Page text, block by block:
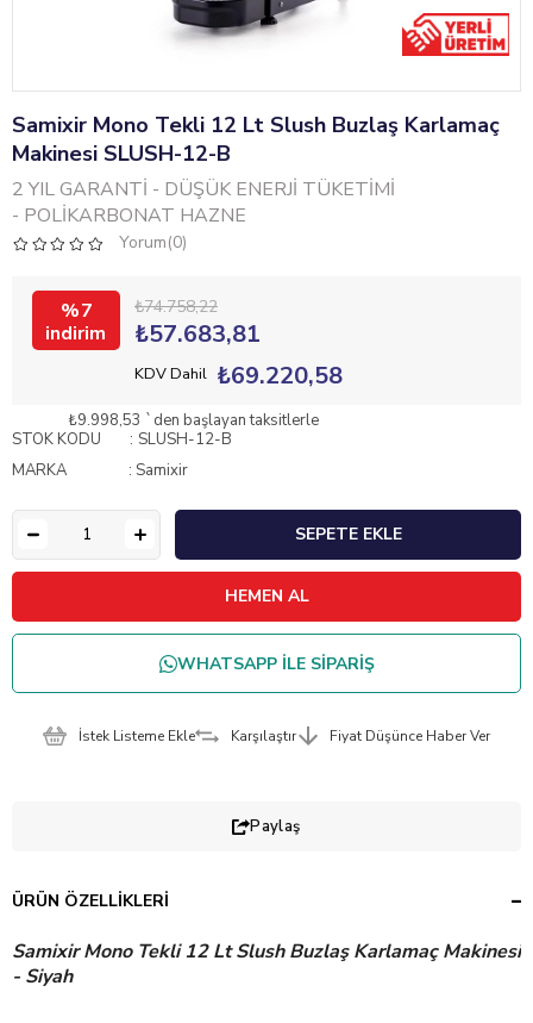
Samixir Mono Tekli 12 Lt Slush Buzlaş Karlamaç
Makinesi SLUSH-12-B
2 YIL GARANTİ - DÜŞÜK ENERJİ TÜKETİMİ
- POLİKARBONAT HAZNE
Yorum(0)
7 ₺74.758,22
₺57.683,81
KDV Dahil ₺69.220,58
₺9.998,53 `den başlayan taksitlerle
STOK KODU
SLUSH-12-B
MARKA
: Samixir
WHATSAPP İLE SİPARİŞ
İstek Listeme Ekle Karşılaştır Fiyat Düşünce Haber Ver
Paylaş
ÜRÜN ÖZELLIKLERI
Samixir Mono Tekli 12 Lt Slush Buzlaş Karlamaç Makinesi
- Siyah